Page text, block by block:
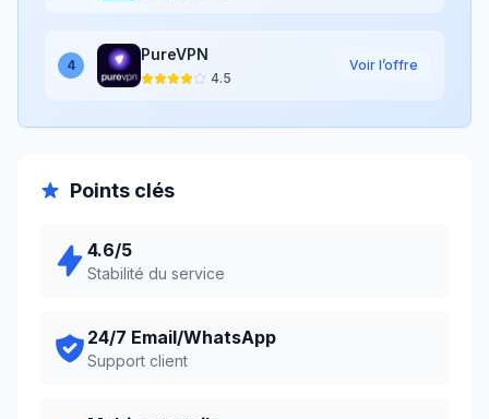
4
PureVPN
4.5
Voir l’offre
Points clés
4.6/5
Stabilité du service
24/7 Email/WhatsApp
Support client